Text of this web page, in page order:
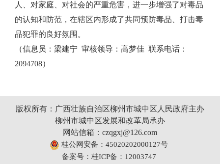
人、对家庭、对社会的严重危害，进一步增强了对毒品
的认知和防范，在辖区内形成了共同预防毒品、打击毒
品犯罪的良好氛围。
（信息员：梁建宁 审核领导：高梦佳 联系电话：
2094708）
版权所有：广西壮族自治区柳州市城中区人民政府主办
柳州市城中区发展和改革局承办
网站信箱：czqgxj@126.com
桂公网安备：45020202000127号
备案号：桂ICP备：12003747